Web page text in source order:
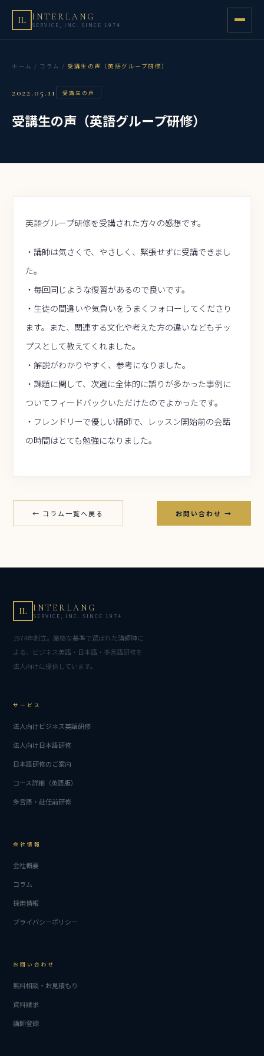
IL INTERLANG
SERVICE, INC. SINCE 1974
ホーム / コラム / 受講生の声（英語グループ研修）
2022.05.11 受講生の声
受講生の声（英語グループ研修）
英語グループ研修を受講された方々の感想です。
・講師は気さくで、やさしく、緊張せずに受講できまし
た。
・毎回同じような復習があるので良いです。
・生徒の間違いや気負いをうまくフォローしてくださり
ます。また、関連する文化や考えた方の違いなどもチッ
プスとして教えてくれました。
・解説がわかりやすく、参考になりました。
・課題に関して、次週に全体的に誤りが多かった事例に
ついてフィードバックいただけたのでよかったです。
・フレンドリーで優しい講師で、レッスン開始前の会話
の時間はとても勉強になりました。
← コラム一覧へ戻る お問い合わせ →
IL INTERLANG
SERVICE, INC. SINCE 1974
1974年創立。厳格な基準で選ばれた講師陣に
よる、ビジネス英語・日本語・多言語研修を
法人向けに提供しています。
サービス
法人向けビジネス英語研修
法人向け日本語研修
日本語研修のご案内
コース詳細（英語版）
多言語・赴任前研修
会社情報
会社概要
コラム
採用情報
プライバシーポリシー
お問い合わせ
無料相談・お見積もり
資料請求
講師登録